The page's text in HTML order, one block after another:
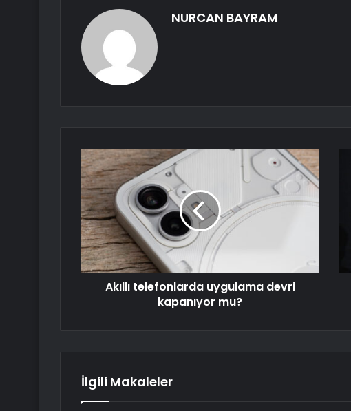
NURCAN BAYRAM
Akıllı telefonlarda uygulama devri
kapanıyor mu?
İlgili Makaleler